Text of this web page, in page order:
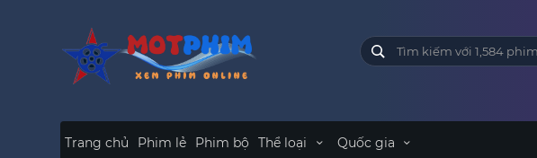
Trang chủ Phim lẻ Phim bộ Thể loại Quốc gia